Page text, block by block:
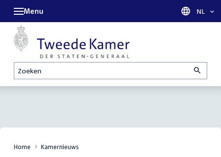
Zoeken
Menu Taal
NL
Home Kamernieuws